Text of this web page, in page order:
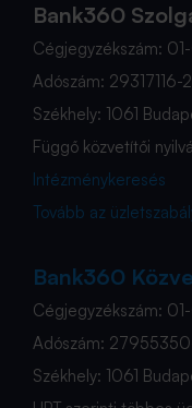
Bank360
Cégjegyzékszám:
Adószám: 29317116-
Székhely: 1061
Függő közvetítői
Intézménykeresés
Tovább az
Bank360
Cégjegyzékszám:
Adószám:
Székhely: 1061